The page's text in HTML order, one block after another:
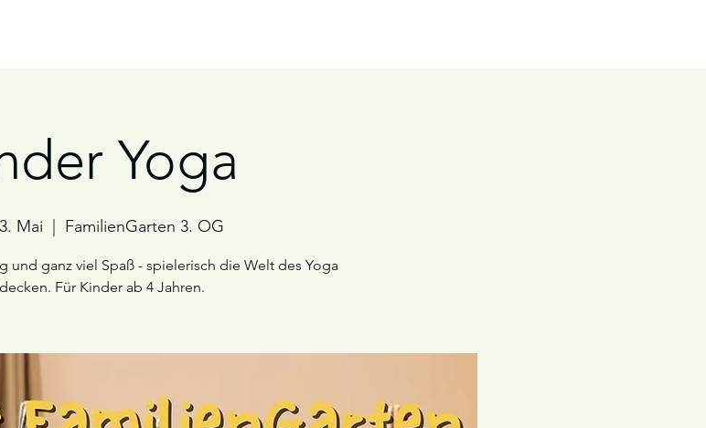
Yoga
Mai FamilienGarten 3. OG
und ganz viel Spaß - spielerisch die Welt des Yoga
Für Kinder ab 4 Jahren.